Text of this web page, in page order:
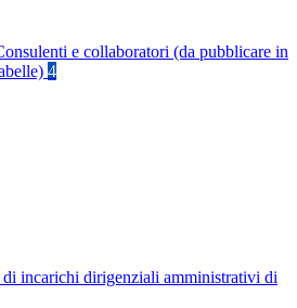
e collaboratori (da pubblicare in
4
incarichi dirigenziali amministrativi di